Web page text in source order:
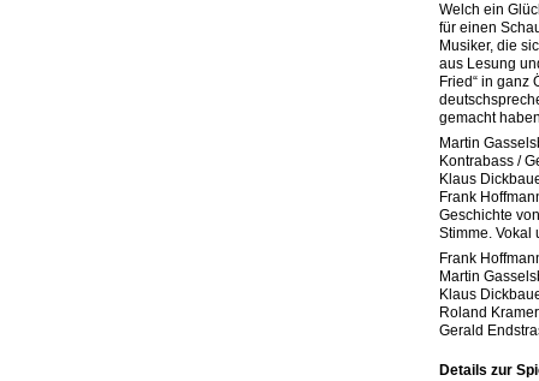
Welch ein
für einen
Musiker, die
aus Lesung
Fried“ in ganz
gemacht
Martin
Kontrabass /
Klaus
Frank
Geschichte
Stimme. Vokal
Frank
Martin
Klaus
Roland
Gerald
Details zur